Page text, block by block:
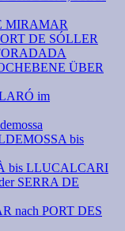
MIRAMAR
DE SÓLLER
ÜBER
im
bis
bis LLUCALCARI
SERRA DE
nach PORT DES